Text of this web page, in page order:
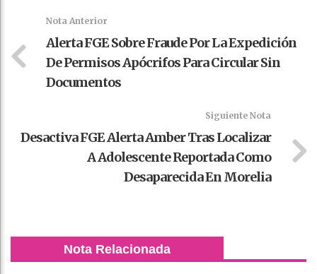
Nota Anterior
Alerta FGE Sobre Fraude Por La Expedición
De Permisos Apócrifos Para Circular Sin
Documentos
Siguiente Nota
Desactiva FGE Alerta Amber Tras Localizar
A Adolescente Reportada Como
Desaparecida En Morelia
Nota Relacionada